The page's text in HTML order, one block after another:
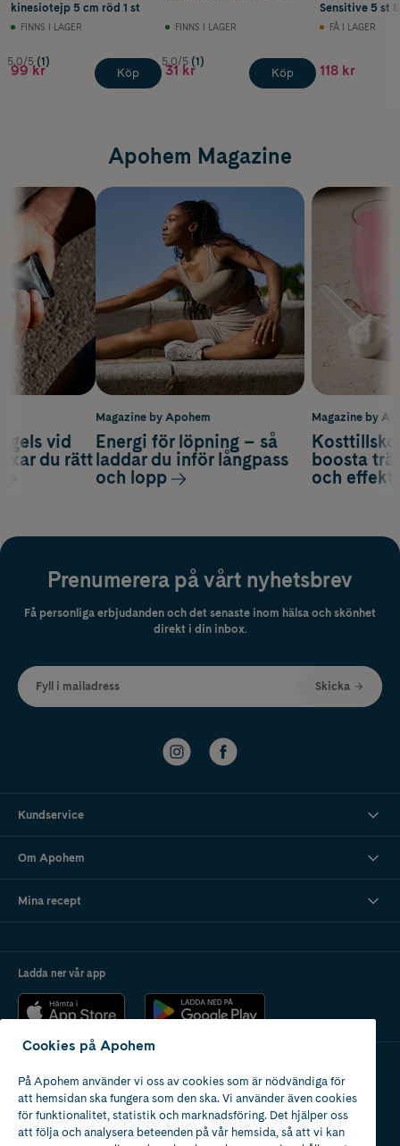
kinesiotejp 5 cm röd 1 st
FINNS I LAGER
5.0/5 (1)
99 kr Köp
FINNS I LAGER
5.0/5 (1)
31 kr Köp
Sensitive 5 st
FÅ I LAGER
118 kr
Apohem Magazine
Magazine by
boosta
och
gels vid
du rätt
Magazine by Apohem
Energi för löpning – så
laddar du inför långpass
och lopp
Prenumerera på vårt nyhetsbrev
Få personliga erbjudanden och det senaste inom hälsa och skönhet
direkt i din inbox.
Fyll i mailadress Skicka
Kundservice
Om Apohem
Mina recept
Ladda ner vår app
Apotek med tillstånd
av Läkemedelsverket
Cookies på Apohem
På Apohem använder vi oss av cookies som är nödvändiga för
att hemsidan ska fungera som den ska. Vi använder även cookies
för funktionalitet, statistik och marknadsföring. Det hjälper oss
att följa och analysera beteenden på vår hemsida, så att vi kan